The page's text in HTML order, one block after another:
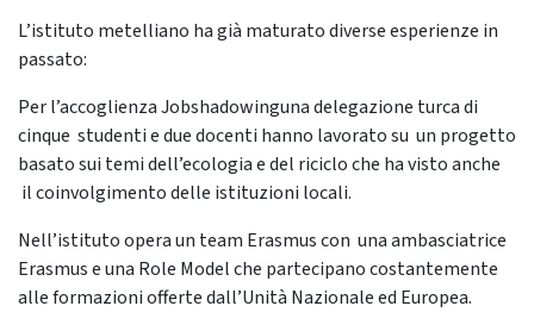
L’istituto metelliano ha già maturato diverse esperienze in
passato:
Per l’accoglienza Jobshadowinguna delegazione turca di
cinque studenti e due docenti hanno lavorato su un progetto
basato sui temi dell’ecologia e del riciclo che ha visto anche
il coinvolgimento delle istituzioni locali.
Nell’istituto opera un team Erasmus con una ambasciatrice
Erasmus e una Role Model che partecipano costantemente
alle formazioni offerte dall’Unità Nazionale ed Europea.